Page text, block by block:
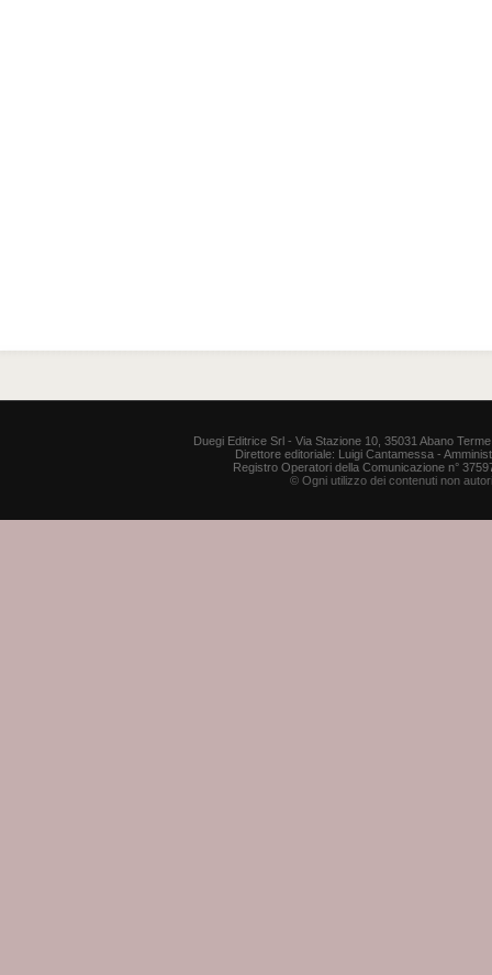
Duegi Editrice Srl - Via Stazione 10, 35031 Abano
Direttore editoriale: Luigi Cantamessa -
Registro Operatori della Comunicazione n°
© Ogni utilizzo dei contenuti non